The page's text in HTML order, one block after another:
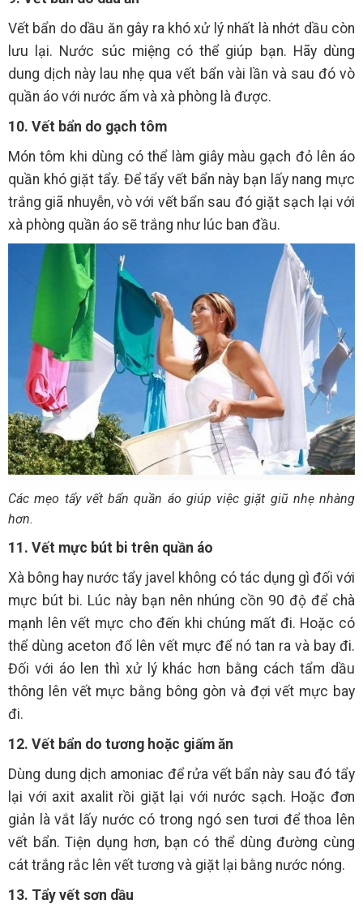
Vết bẩn do dầu ăn gây ra khó xử lý nhất là nhớt dầu còn
lưu lại. Nước súc miệng có thể giúp bạn. Hãy dùng
dung dịch này lau nhẹ qua vết bẩn vài lần và sau đó vò
quần áo với nước ấm và xà phòng là được.
10. Vết bẩn do gạch tôm
Món tôm khi dùng có thể làm giây màu gạch đỏ lên áo
quần khó giặt tẩy. Để tẩy vết bẩn này bạn lấy nang mực
trắng giã nhuyễn, vò với vết bẩn sau đó giặt sạch lại với
xà phòng quần áo sẽ trắng như lúc ban đầu.
Các mẹo tẩy vết bẩn quần áo giúp việc giặt giũ nhẹ nhàng
hơn.
11. Vết mực bút bi trên quần áo
Xà bông hay nước tẩy javel không có tác dụng gì đối với
mực bút bi. Lúc này bạn nên nhúng cồn 90 độ để chà
mạnh lên vết mực cho đến khi chúng mất đi. Hoặc có
thể dùng aceton đổ lên vết mực để nó tan ra và bay đi.
Đối với áo len thì xử lý khác hơn bằng cách tẩm dầu
thông lên vết mực bằng bông gòn và đợi vết mực bay
đi.
12. Vết bẩn do tương hoặc giấm ăn
Dùng dung dịch amoniac để rửa vết bẩn này sau đó tẩy
lại với axit axalit rồi giặt lại với nước sạch. Hoặc đơn
giản là vắt lấy nước có trong ngó sen tươi để thoa lên
vết bẩn. Tiện dụng hơn, bạn có thể dùng đường cùng
cát trắng rắc lên vết tương và giặt lại bằng nước nóng.
13. Tẩy vết sơn dầu